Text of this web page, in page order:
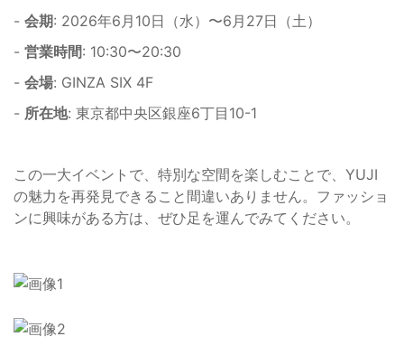
- 会期: 2026年6月10日（水）〜6月27日（土）
- 営業時間: 10:30〜20:30
- 会場: GINZA SIX 4F
- 所在地: 東京都中央区銀座6丁目10-1
この一大イベントで、特別な空間を楽しむことで、YUJI
の魅力を再発見できること間違いありません。ファッショ
ンに興味がある方は、ぜひ足を運んでみてください。